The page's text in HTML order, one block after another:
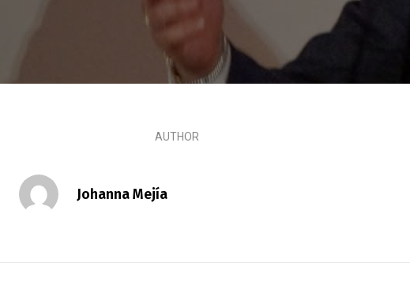
AUTHOR
Johanna Mejía